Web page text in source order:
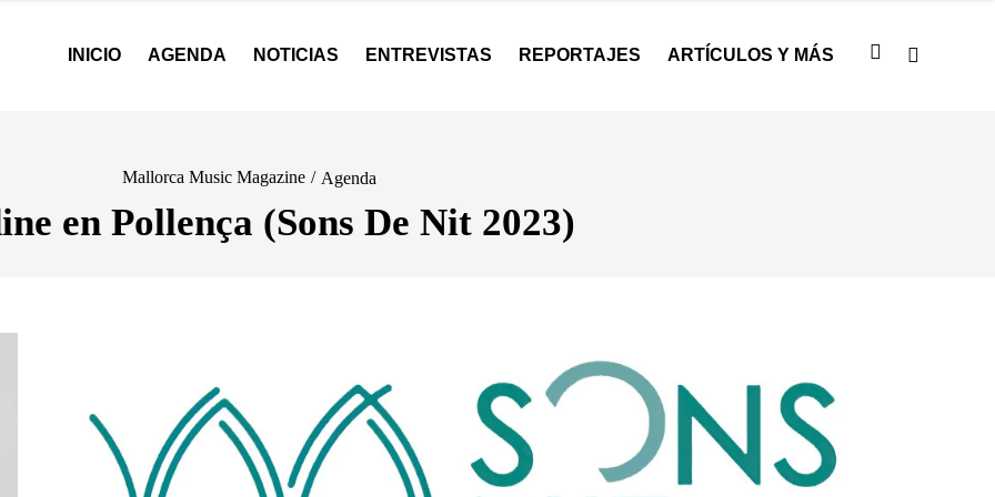
INICIO AGENDA NOTICIAS ENTREVISTAS REPORTAJES ARTÍCULOS Y MÁS
Mallorca Music Magazine / Agenda
en Pollença (Sons De Nit 2023)